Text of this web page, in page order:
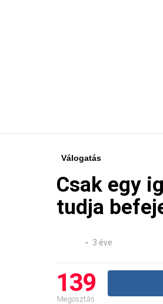
Válogatás
Csak egy
tudja
3 éve
139
Megosztás